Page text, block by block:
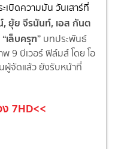
เบิดความมัน วันเสาร์ที่
ยุ้ย จีรนันท์, เอส กันต
เล็บครุฑ” บทประพันธ์
9 บีเวอร์ ฟิล์มส์ โดย โอ
ผู้จัดแล้ว ยังรับหน้าที่
7HD<<